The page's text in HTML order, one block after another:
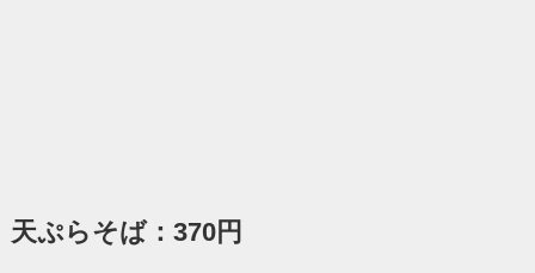
天ぷらそば：370円